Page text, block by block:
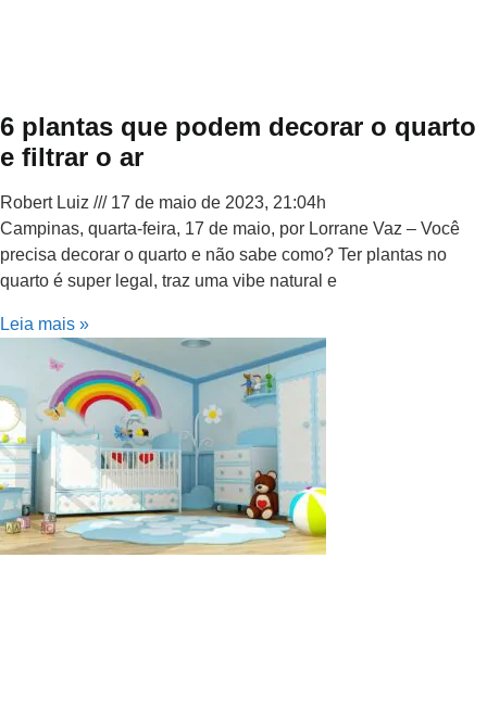
6 plantas que podem decorar o quarto
e filtrar o ar
Robert Luiz
17 de maio de 2023, 21:04h
Campinas, quarta-feira, 17 de maio, por Lorrane Vaz – Você
precisa decorar o quarto e não sabe como? Ter plantas no
quarto é super legal, traz uma vibe natural e
Leia mais »